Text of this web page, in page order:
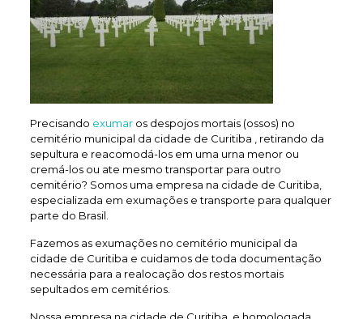
Precisando exumaros despojos mortais (ossos) no
cemitério municipal da cidade de Curitiba , retirando da
sepultura e reacomodá-los em uma urna menor ou
cremá-los ou ate mesmo transportar para outro
cemitério? Somos uma empresa na cidade de Curitiba,
especializada em exumações e transporte para qualquer
parte do Brasil.
Fazemos as exumações no cemitério municipal da
cidade de Curitiba e cuidamos de toda documentação
necessária para a realocação dos restos mortais
sepultados em cemitérios.